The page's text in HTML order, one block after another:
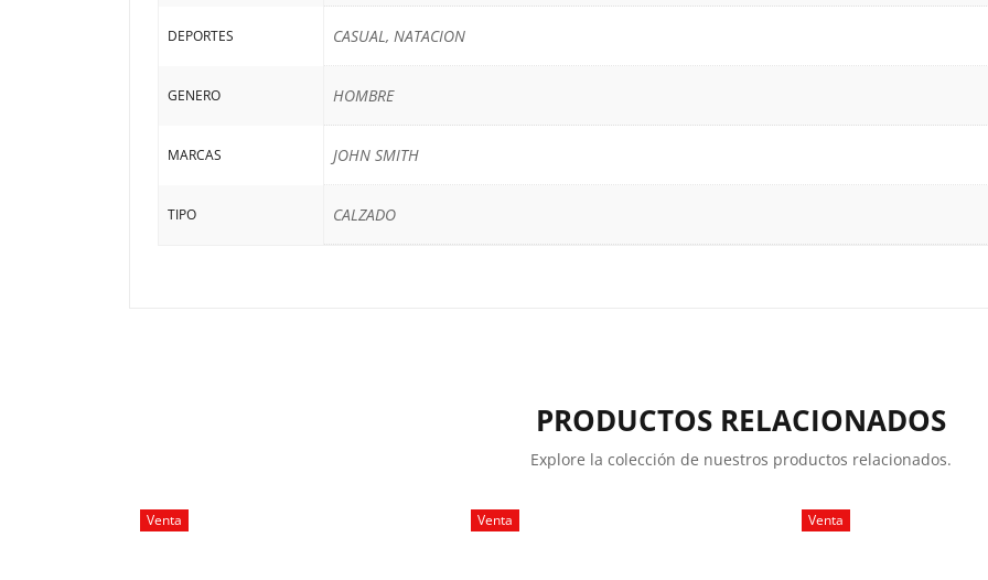
DEPORTES CASUAL, NATACION
GENERO HOMBRE
MARCAS JOHN SMITH
TIPO CALZADO
PRODUCTOS RELACIONADOS
Explore la colección de nuestros productos relacionados.
Venta Venta Venta